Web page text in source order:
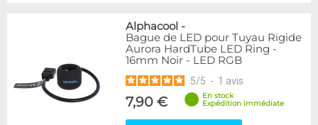
Alphacool -
Bague de LED pour Tuyau Rigide
Aurora HardTube LED Ring -
16mm Noir - LED RGB
5/5 - 1 avis
7,90 €
En stock
Expédition immédiate